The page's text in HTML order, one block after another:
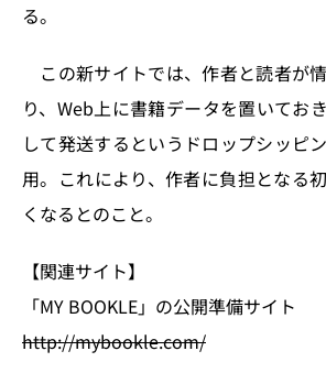
る。
この新サイトでは、作者と読者が
り、Web上に書籍データを置いてお
して発送するというドロップシッピ
用。これにより、作者に負担となる
くなるとのこと。
【関連サイト】
「MY BOOKLE」の公開準備サイト
http://mybookle.com/